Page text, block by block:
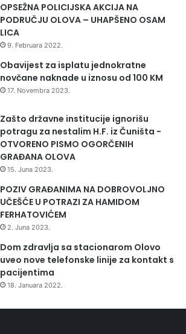
OPSEŽNA POLICIJSKA AKCIJA NA
PODRUČJU OLOVA – UHAPŠENO OSAM
LICA
9. Februara 2022.
Obavijest za isplatu jednokratne
novčane naknade u iznosu od 100 KM
17. Novembra 2023.
Zašto državne institucije ignorišu
potragu za nestalim H.F. iz Čuništa -
OTVORENO PISMO OGORČENIH
GRAĐANA OLOVA
15. Juna 2023.
POZIV GRAĐANIMA NA DOBROVOLJNO
UČEŠĆE U POTRAZI ZA HAMIDOM
FERHATOVIĆEM
2. Juna 2023.
Dom zdravlja sa stacionarom Olovo
uveo nove telefonske linije za kontakt s
pacijentima
18. Januara 2022.